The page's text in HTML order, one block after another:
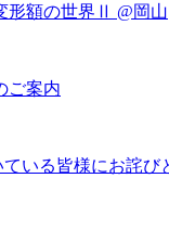
形額の世界Ⅱ @岡山
ご案内
いる皆様にお詫び